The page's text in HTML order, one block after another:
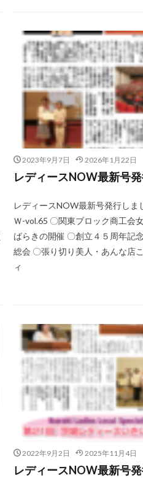
2023年9月7日 2026年1月22日
レディースNOW最新号
レディースNOW最新号発行しま
Ｗ-vol.65 〇関東ブロック商工会
ばらきの開催 〇創立４５周年記
総会 〇張り切り美人・あんな店
ィ
2022年9月2日 2025年11月4日
レディースNOW最新号